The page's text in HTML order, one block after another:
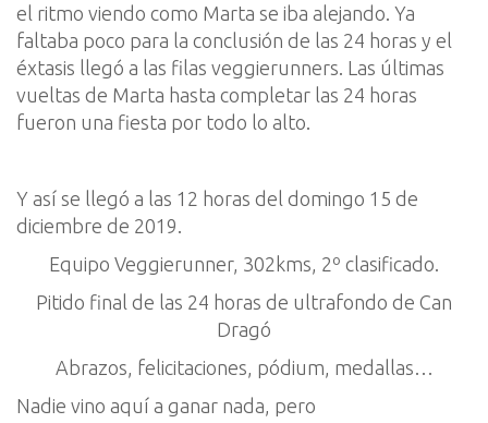
el ritmo viendo como Marta se iba alejando. Ya
faltaba poco para la conclusión de las 24 horas y el
éxtasis llegó a las filas veggierunners . Las últimas
vueltas de Marta hasta completar las 24 horas
fueron una fiesta por todo lo alto
Y así se llegó a las 12 horas del domingo 1 5 de
diciembre de 2019
Equipo Veggierunner, 302 kms , 2º clasificado.
Pitido final de las 24 horas de ultrafondo de Can
Dragó
Abrazos, felicitaciones, pódium, medallas…
Nadie vino aquí a ganar nada, pero